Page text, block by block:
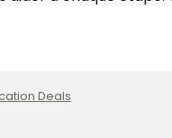
Deals